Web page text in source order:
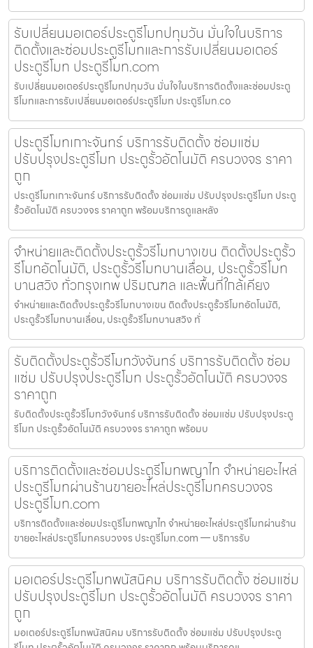
รับเปลี่ยนมอเตอร์ประตูรีโมทปทุมวัน มั่นใจในบริการ
ติดตั้งและซ่อมประตูรีโมทและการรับเปลี่ยนมอเตอร์
ประตูรีโมท ประตูรีโมท.com
รับเปลี่ยนมอเตอร์ประตูรีโมทปทุมวัน มั่นใจในบริการติดตั้งและซ่อมประตู
รีโมทและการรับเปลี่ยนมอเตอร์ประตูรีโมท ประตูรีโมท.co
ประตูรีโมทเกาะจันทร์ บริการรับติดตั้ง ซ่อมแซ่ม
ปรับปรุงประตูรีโมท ประตูรั้วอัตโนมัติ ครบวงจร ราคา
ถูก
ประตูรีโมทเกาะจันทร์ บริการรับติดตั้ง ซ่อมแซ่ม ปรับปรุงประตูรีโมท ประตู
รั้วอัตโนมัติ ครบวงจร ราคาถูก พร้อมบริการดูแลหลัง
จำหน่ายและติดตั้งประตูรั้วรีโมทบางเขน ติดตั้งประตูรั้ว
รีโมทอัตโนมัติ, ประตูรั้วรีโมทบานเลื่อน, ประตูรั้วรีโมท
บานสวิง ทั่วกรุงเทพ ปริมณฑล และพื้นที่ใกล้เคียง
จำหน่ายและติดตั้งประตูรั้วรีโมทบางเขน ติดตั้งประตูรั้วรีโมทอัตโนมัติ,
ประตูรั้วรีโมทบานเลื่อน, ประตูรั้วรีโมทบานสวิง ทั่
รับติดตั้งประตูรั้วรีโมทวังจันทร์ บริการรับติดตั้ง ซ่อม
แซ่ม ปรับปรุงประตูรีโมท ประตูรั้วอัตโนมัติ ครบวงจร
ราคาถูก
รับติดตั้งประตูรั้วรีโมทวังจันทร์ บริการรับติดตั้ง ซ่อมแซ่ม ปรับปรุงประตู
รีโมท ประตูรั้วอัตโนมัติ ครบวงจร ราคาถูก พร้อมบ
บริการติดตั้งและซ่อมประตูรีโมทพญาไท จำหน่ายอะไหล่
ประตูรีโมทผ่านร้านขายอะไหล่ประตูรีโมทครบวงจร
ประตูรีโมท.com
บริการติดตั้งและซ่อมประตูรีโมทพญาไท จำหน่ายอะไหล่ประตูรีโมทผ่านร้าน
ขายอะไหล่ประตูรีโมทครบวงจร ประตูรีโมท.com — บริการรับ
มอเตอร์ประตูรีโมทพนัสนิคม บริการรับติดตั้ง ซ่อมแซ่ม
ปรับปรุงประตูรีโมท ประตูรั้วอัตโนมัติ ครบวงจร ราคา
ถูก
มอเตอร์ประตูรีโมทพนัสนิคม บริการรับติดตั้ง ซ่อมแซ่ม ปรับปรุงประตู